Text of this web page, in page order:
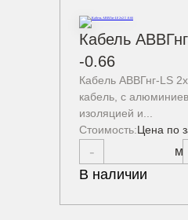
Кабель
-0.66
Кабель АВВГнг-LS
кабель, с
изоляцией и...
Стоимость:Цена по
-
В наличии